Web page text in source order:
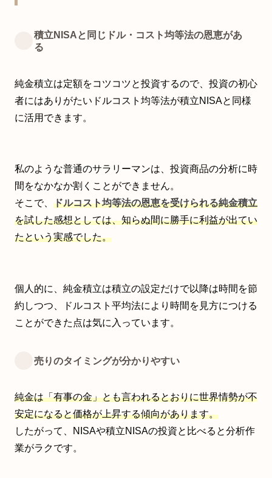
積立NISAと同じドル・コスト均等法の恩恵があ
る
純金積立は定額をコツコツと投資するので、投資の初心
者にはありがたいドルコスト均等法が積立NISAと同様
に活用できます。
私のような普通のサラリーマンは、投資商品の分析に時
間をなかなか割くことができません。
そこで、 ドルコスト均等法の恩恵を受けられる純金積立
を試した感想としては、知らぬ間に勝手に利益が出てい
たという実感でした。
個人的に、純金積立は積立の設定だけで以降は時間を節
約しつつ、ドルコスト平均法により時間を見方につける
ことができた点は気に入っています。
売りのタイミングが分かりやすい
純金は「有事の金」とも言われるとおりに世界情勢が不
安定になると価格が上昇する傾向があります。
したがって、NISAや積立NISAの投資と比べると分析作
業がラクです。